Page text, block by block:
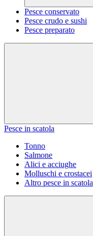
Pesce conservato
Pesce crudo e sushi
Pesce preparato
Pesce in scatola
Tonno
Salmone
Alici e acciughe
Molluschi e crostacei
Altro pesce in scatola